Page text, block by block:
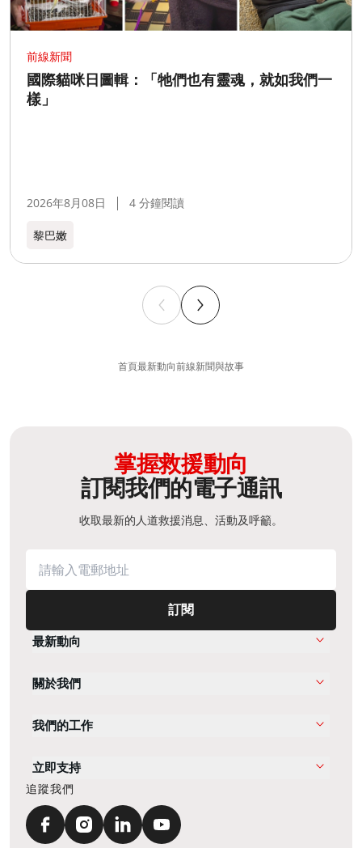
前線新聞
國際貓咪日圖輯：「牠們也有靈魂，就如我們一
樣」
2026年8月08日 4 分鐘閱讀
黎巴嫩​
首頁最新動向前線新聞與故事
掌握救援動向
訂閱我們的電子通訊
收取最新的人道救援消息、活動及呼籲。
訂閱
最新動向
關於我們
我們的工作
立即支持
追蹤我們